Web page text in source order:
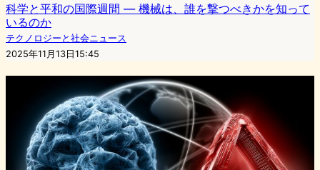
科学と平和の国際週間 — 機械は、誰を撃つべきかを知って
いるのか
テクノロジーと社会ニュース
2025年11月13日15:45